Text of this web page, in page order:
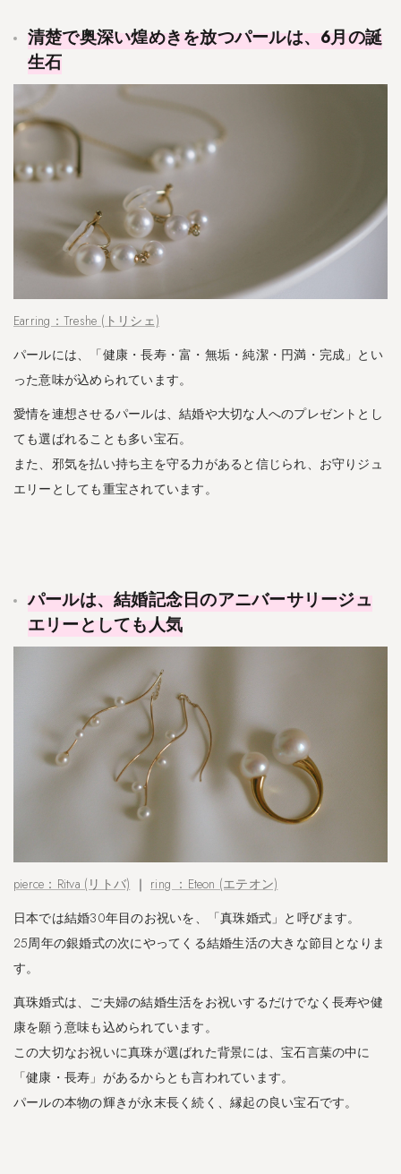
清楚で奥深い煌めきを放つパールは、6月の誕
生石
Earring：Treshe (トリシェ)
パールには、「健康・長寿・富・無垢・純潔・円満・完成」とい
った意味が込められています。
愛情を連想させるパールは、結婚や大切な人へのプレゼントとし
ても選ばれることも多い宝石。
また、邪気を払い持ち主を守る力があると信じられ、お守りジュ
エリーとしても重宝されています。
パールは、結婚記念日のアニバーサリージュ
エリーとしても人気
pierce：Ritva (リトバ) ｜ ring ：Eteon (エテオン)
日本では結婚30年目のお祝いを、「真珠婚式」と呼びます。
25周年の銀婚式の次にやってくる結婚生活の大きな節目となりま
す。
真珠婚式は、ご夫婦の結婚生活をお祝いするだけでなく長寿や健
康を願う意味も込められています。
この大切なお祝いに真珠が選ばれた背景には、宝石言葉の中に
「健康・長寿」があるからとも言われています。
パールの本物の輝きが永末長く続く、縁起の良い宝石です。